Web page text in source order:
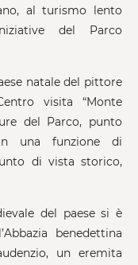
al turismo lento
del Parco
natale del pittore
visita “Monte
del Parco, punto
una funzione di
di vista storico,
del paese si è
benedettina
un eremita